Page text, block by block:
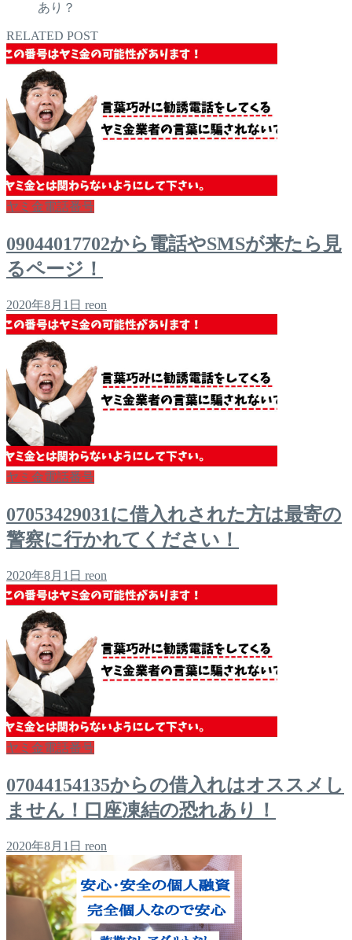
あり？
RELATED POST
ヤミ金電話番号
09044017702から電話やSMSが来たら見
るページ！
2020年8月1日 reon
ヤミ金電話番号
07053429031に借入れされた方は最寄の
警察に行かれてください！
2020年8月1日 reon
ヤミ金電話番号
07044154135からの借入れはオススメし
ません！口座凍結の恐れあり！
2020年8月1日 reon